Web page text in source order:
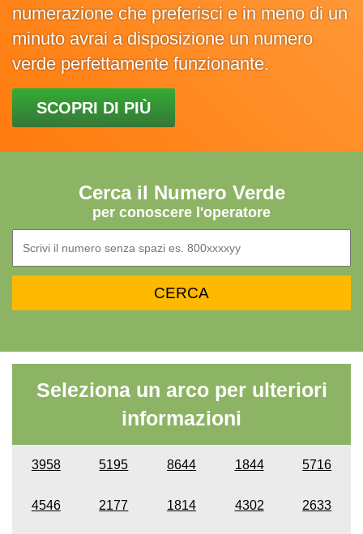
numerazione che preferisci e in meno di un
minuto avrai a disposizione un numero
verde perfettamente funzionante.
SCOPRI DI PIÙ
Cerca il Numero Verde
per conoscere l'operatore
Seleziona un arco per ulteriori
informazioni
3958 5195 8644 1844 5716
4546 2177 1814 4302 2633